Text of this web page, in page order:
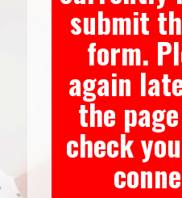
submit
form.
again
the
check